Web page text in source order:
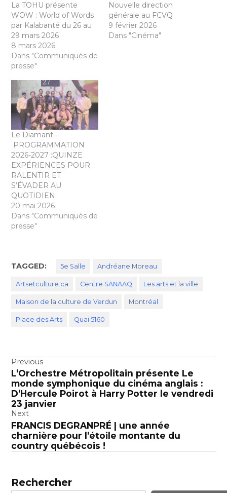
La TOHU présente
WOW : World of Words
par Kalabanté du 26 au
29 mars 2026
8 mars 2026
Dans "Communiqués de
presse"
Nouvelle direction
générale au FCVQ
9 février 2026
Dans "Cinéma"
Le Diamant –
PROGRAMMATION
2026-2027 :QUINZE
EXPÉRIENCES POUR
RALENTIR ET
S’ÉVADER AU
QUOTIDIEN
20 mai 2026
Dans "Communiqués de
presse"
TAGGED: 5e Salle Andréane Moreau
Artsetculture.ca Centre SANAAQ Les arts et la ville
Maison de la culture de Verdun Montréal
Place des Arts Quai 5160
Navigation
de
l’article
Previous
L’Orchestre Métropolitain présente Le
monde symphonique du cinéma anglais :
D’Hercule Poirot à Harry Potter le vendredi
23 janvier
Next
FRANCIS DEGRANPRÉ | une année
charnière pour l’étoile montante du
country québécois !
Rechercher